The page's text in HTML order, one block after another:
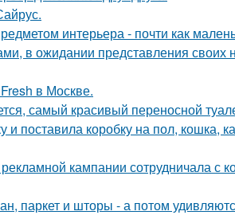
интерьера - почти как
в ожидании представления
в Москве.
самый красивый переносной
и поставила коробку на пол, кошка,
кампании сотрудничала с
паркет и шторы - а потом